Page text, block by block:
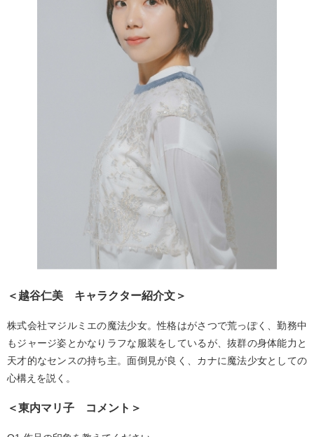
＜越谷仁美 キャラクター紹介文＞
株式会社マジルミエの魔法少女。性格はがさつで荒っぽく、勤務中
もジャージ姿とかなりラフな服装をしているが、抜群の身体能力と
天才的なセンスの持ち主。面倒見が良く、カナに魔法少女としての
心構えを説く。
＜東内マリ子 コメント＞